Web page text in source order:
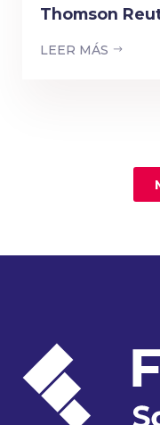
Thomson
LEER MÁS